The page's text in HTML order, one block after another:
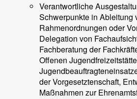
Verantwortliche
Schwerpunkte in Ableitung
Rahmenordnungen oder
Delegation von
Fachberatung der
Offenen
der Vorgesetztenschaft,
Maßnahmen zur